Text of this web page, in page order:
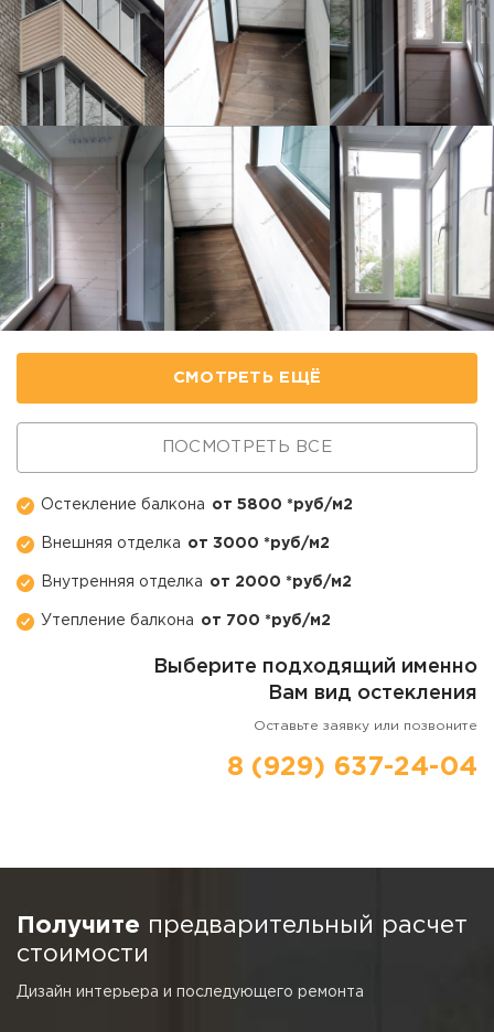
Остекление балкона от 5800 *руб/м2
Внешняя отделка от 3000 *руб/м2
Внутренняя отделка от 2000 *руб/м2
Утепление балкона от 700 *руб/м2
СМОТРЕТЬ ЕЩЁ
ПОСМОТРЕТЬ ВСЕ
Выберите подходящий именно
Вам вид остекления
Оставьте заявку или позвоните
8 (929) 637-24-04
Получите предварительный расчет
стоимости
Дизайн интерьера и последующего ремонта